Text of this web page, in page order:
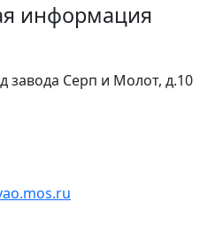
информация
завода Серп и Молот, д.10